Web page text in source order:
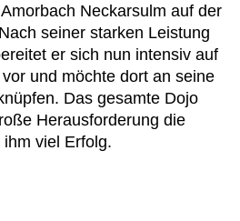
Neckarsulm auf der
seiner starken Leistung
er sich nun intensiv auf
und möchte dort an seine
Das gesamte Dojo
Herausforderung die
viel Erfolg.